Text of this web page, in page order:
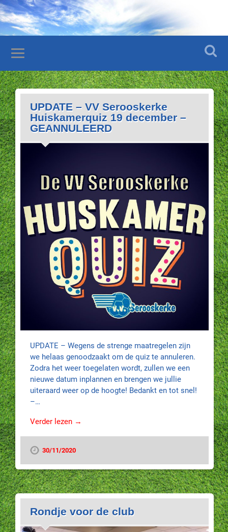
UPDATE – VV Serooskerke
Huiskamerquiz 19 december –
GEANNULEERD
UPDATE – Wegens de strenge maatregelen zijn
we helaas genoodzaakt om de quiz te annuleren.
Zodra het weer toegelaten wordt, zullen we een
nieuwe datum inplannen en brengen we jullie
uiteraard weer op de hoogte! Bedankt en tot snel!
–…
Verder lezen →
30/11/2020
Rondje voor de club